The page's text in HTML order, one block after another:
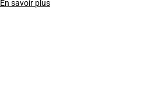
En savoir plus